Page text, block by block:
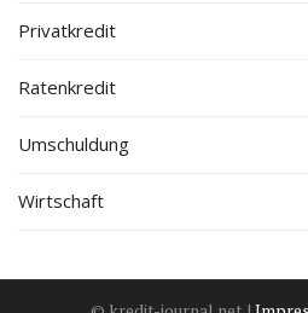
Privatkredit
Ratenkredit
Umschuldung
Wirtschaft